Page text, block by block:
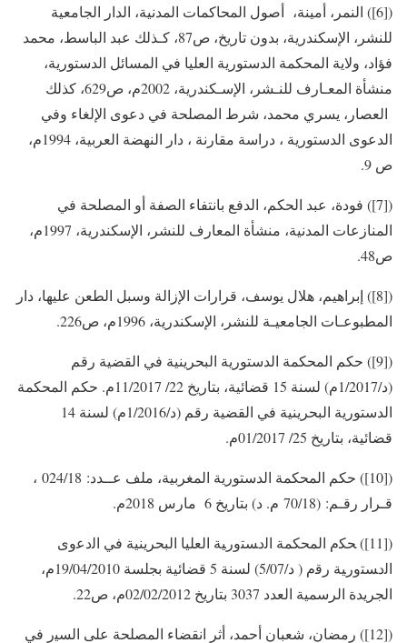
([6]) النمر، أمينة، أصول المحاكمات المدنية، الدار الجامعية
للنشر، الإسكندرية، بدون تاريخ، ص87، كـذلك عبد الباسط، محمد
فؤاد، ولاية المحكمة الدستورية العليا في المسائل الدستورية،
منشأة المعـارف للنـشر، الإسـكندرية، 2002م، ص629، كذلك
العصار، يسري محمد، شرط المصلحة في دعوى الإلغاء وفي
الدعوى الدستورية ، دراسة مقارنة ، دار النهضة العربية، 1994م،
ص 9.
([7]) فودة، عبد الحكم، الدفع بانتفاء الصفة أو المصلحة في
المنازعات المدنية، منشأة المعارف للنشر، الإسكندرية، 1997م،
ص48.
([8]) إبراهيم، هلال يوسف، قرارات الإزالة وسبل الطعن عليها، دار
المطبوعـات الجامعيـة للنشر، الإسكندرية، 1996م، ص226.
([9]) حكم المحكمة الدستورية البحرينية في القضية رقم
(د/1/2017م) لسنة 15 قضائية، بتاريخ 22/ 11/2017م. حكم المحكمة
الدستورية البحرينية في القضية رقم (د/1/2016م) لسنة 14
قضائية، بتاريخ 25/ 01/2017م.
([10]) حكم المحكمة الدستورية المغربية، ملف عــدد: 024/18 ،
قـرار رقـم: (70/18 م. د) بتاريخ 6 مارس 2018م.
([11]) ﺤﻜﻡ المحكمة ﺍﻟﺩﺴﺘﻭﺭﻴﺔ ﺍﻟﻌﻠﻴﺎ البحرينية ﻓﻲ ﺍﻟﺩﻋﻭﻯ
ﺍﻟﺩﺴﺘﻭﺭﻴﺔ ﺭﻗﻡ ( د/5/07) لسنة 5 قضائية بجلسة 19/04/2010م،
الجريدة الرسمية العدد 3037 بتاريخ 02/02/2012م، ص22.
([12]) رمضان، شعبان أحمد، أثر انقضاء المصلحة ﻋﻠﻰ ﺍﻟﺴﻴﺭ ﻓﻲ